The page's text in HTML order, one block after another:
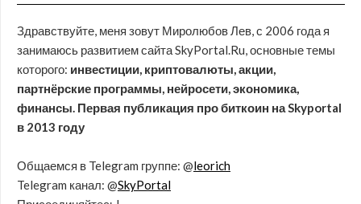
Здравствуйте, меня зовут Миролюбов Лев, с 2006 года я
занимаюсь развитием сайта SkyPortal.Ru, основные темы
которого: инвестиции, криптовалюты, акции,
партнёрские программы, нейросети, экономика,
финансы. Первая публикация про биткоин на Skyportal
в 2013 году
Общаемся в Telegram группе: @leorich
Telegram канал: @SkyPortal